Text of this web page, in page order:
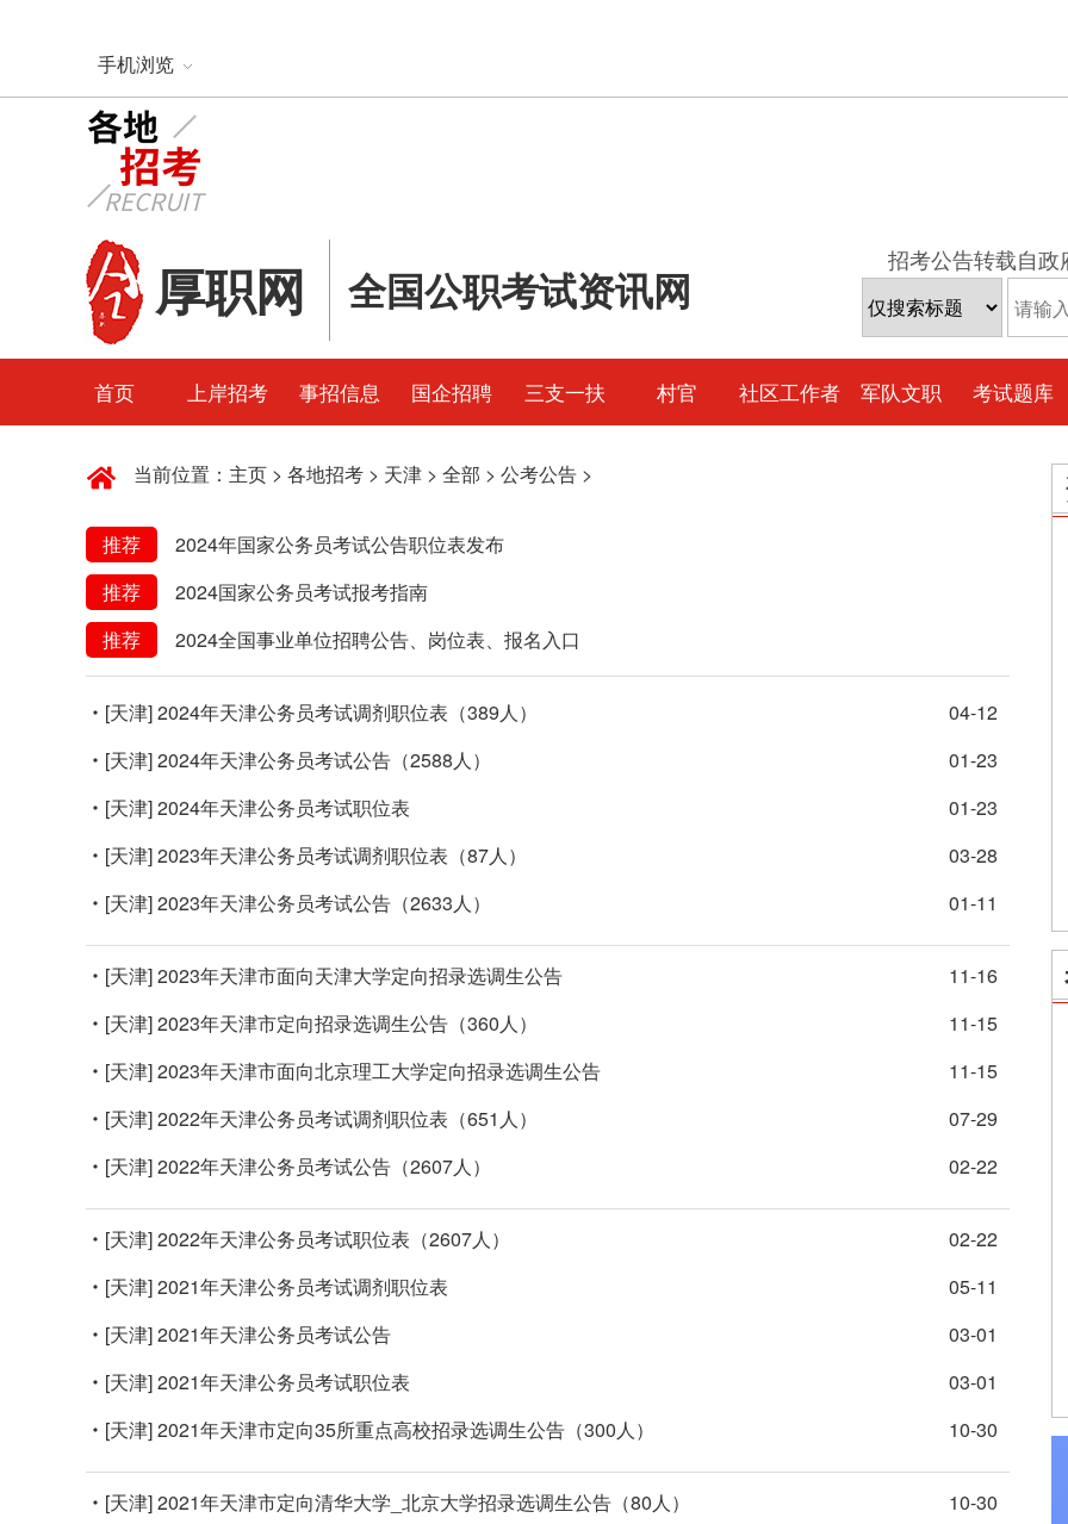
手机浏览
厚职网 全国公职考试资讯网
招考公告转载自
首页 上岸招考 事招信息 国企招聘 三支一扶 村官 社区工作者 军队文职 考试题库
当前位置： 主页 > 各地招考 > 天津 > 全部 > 公考公告 >
推荐
2024年国家公务员考试公告职位表发布
推荐
2024国家公务员考试报考指南
推荐
2024全国事业单位招聘公告、岗位表、报名入口
[天津]2024年天津公务员考试调剂职位表（389人）
04-12
[天津]2024年天津公务员考试公告（2588人）
01-23
[天津]2024年天津公务员考试职位表
01-23
[天津]2023年天津公务员考试调剂职位表（87人）
03-28
[天津]2023年天津公务员考试公告（2633人） 01-11
[天津]2023年天津市面向天津大学定向招录选调生公告
11-16
[天津]2023年天津市定向招录选调生公告（360人）
11-15
[天津]2023年天津市面向北京理工大学定向招录选调生公告
11-15
[天津]2022年天津公务员考试调剂职位表（651人）
07-29
[天津]2022年天津公务员考试公告（2607人） 02-22
[天津]2022年天津公务员考试职位表（2607人）
02-22
[天津]2021年天津公务员考试调剂职位表
05-11
[天津]2021年天津公务员考试公告
03-01
[天津]2021年天津公务员考试职位表
03-01
[天津]2021年天津市定向35所重点高校招录选调生公告（300人） 10-30
[天津]2021年天津市定向清华大学_北京大学招录选调生公告（80人）
10-30